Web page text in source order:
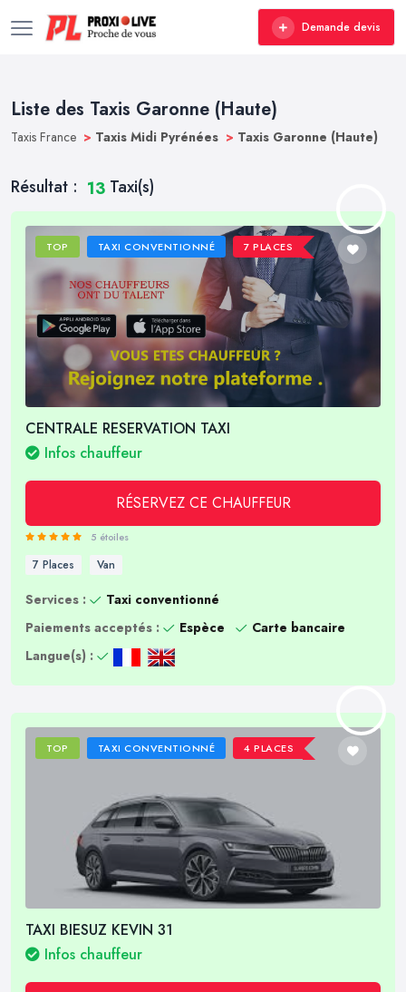
Demande devis
Liste des Taxis Garonne (Haute)
Taxis France > Taxis Midi Pyrénées > Taxis Garonne (Haute)
Résultat : 13 Taxi(s)
TOP TAXI CONVENTIONNÉ 7 PLACES
CENTRALE RESERVATION TAXI
Infos chauffeur
RÉSERVEZ CE CHAUFFEUR
5 étoiles
7 Places Van
Services :
Taxi conventionné
Paiements acceptés :
Espèce
Carte bancaire
Langue(s) :
TOP TAXI CONVENTIONNÉ 4 PLACES
TAXI BIESUZ KEVIN 31
Infos chauffeur